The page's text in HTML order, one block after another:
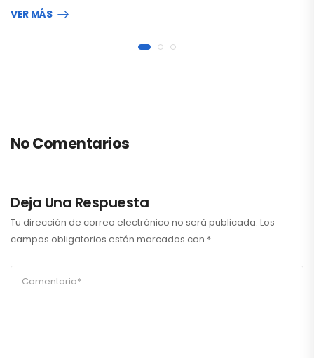
VER MÁS
No Comentarios
Deja Una Respuesta
Tu dirección de correo electrónico no será publicada. Los
campos obligatorios están marcados con *